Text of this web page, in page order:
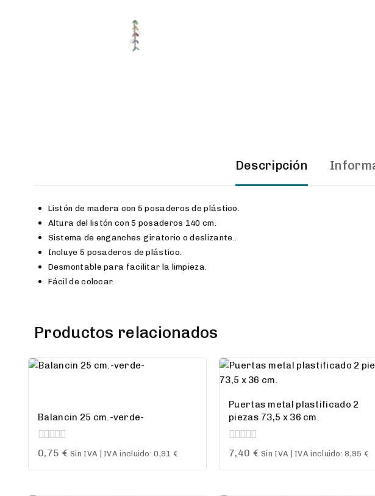
Descripción
Listón de madera con 5 posaderos de plástico.
Altura del listón con 5 posaderos 140 cm.
Sistema de enganches giratorio o deslizante..
Incluye 5 posaderos de plástico.
Desmontable para facilitar la limpieza.
Fácil de colocar.
Productos relacionados
Balancin 25 cm.-verde-
0
out
of
0,75 € Sin IVA | IVA incluido:0,91 €
Puertas metal plastificado 2
piezas 73,5 x 36 cm.
0
out
of
7,40 € Sin IVA | IVA incluido:8,95 €